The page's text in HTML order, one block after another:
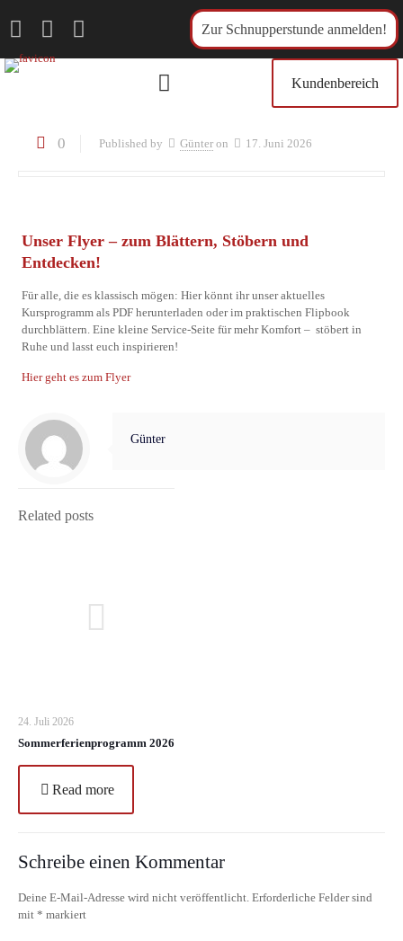
Zur Schnupperstunde anmelden!
Kundenbereich
0 Published by Günter on 17. Juni 2026
Unser Flyer – zum Blättern, Stöbern und
Entdecken!
Für alle, die es klassisch mögen: Hier könnt ihr unser aktuelles
Kursprogramm als PDF herunterladen oder im praktischen Flipbook
durchblättern. Eine kleine Service-Seite für mehr Komfort – stöbert in
Ruhe und lasst euch inspirieren!
Hier geht es zum Flyer
Günter
Related posts
24. Juli 2026
Sommerferienprogramm 2026
Read more
Schreibe einen Kommentar
Deine E-Mail-Adresse wird nicht veröffentlicht. Erforderliche Felder sind
mit * markiert